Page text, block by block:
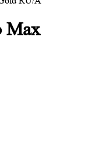
Max